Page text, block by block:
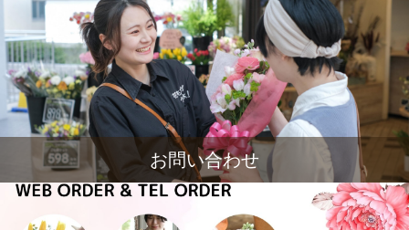
お問い合わせ